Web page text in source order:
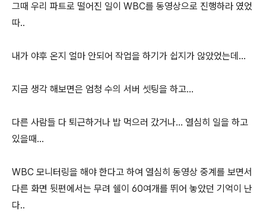
그때 우리 파트로 떨어진 일이 WBC를 동영상으로 진행하라 였었
따..
내가 야후 온지 얼마 안되어 작업을 하기가 쉽지가 않았었는데...
지금 생각 해보면은 엄청 수의 서버 셋팅을 하고...
다른 사람들 다 퇴근하거나 밥 먹으러 갔거나... 열심히 일을 하고
있을때...
WBC 모니터링을 해야 한다고 하여 열심히 동영상 중계를 보면서
다른 화면 뒷편에서는 무려 쉘이 60여개를 뛰어 놓았던 기억이 난
다..